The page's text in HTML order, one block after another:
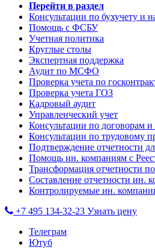
Перейти в раздел
Консультации по бухучету и
Помощь с ФСБУ
Учетная политика
Круглые столы
Экспертная поддержка
Аудит по МСФО
Проверка учета по
Проверка учета ГОЗ
Кадровый аудит
Управленческий учет
Консультации по договорам
Консультации по трудовому
Подтверждение отчетности
Помощь ин. компаниям с
Трансформация отчетности
Составление отчетности ин.
Контролируемые ин.
+7 495 134-32-23 Узнать цену
Телеграм
Ютуб